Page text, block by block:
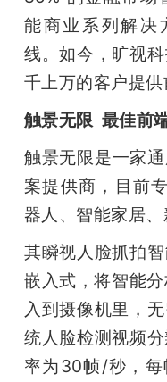
能商业系列解决
线。如今，旷视
千上万的客户提
触景无限  最佳前
触景无限是一家
案提供商，目前
器人、智能家居、
其瞬视人脸抓拍
嵌入式，将智能
入到摄像机里，
统人脸检测视频
率为30帧/秒，